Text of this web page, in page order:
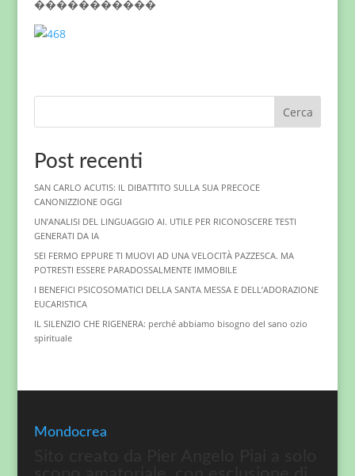
�����������
Cerca
Post recenti
SAN CARLO ACUTIS: IL DIBATTITO SULLA SUA PRECOCE
CANONIZZIONE OGGI
UN’ANALISI DEL LINGUAGGIO AI. UTILE PER RICONOSCERE TESTI
GENERATI DA IA
SEI FERMO EPPURE TI MUOVI AD UNA VELOCITÀ PAZZESCA. MA
POTRESTI ESSERE PARADOSSALMENTE IMMOBILE
I BENEFICI PSICOSOMATICI DELLA SANTA MESSA E DELL’ADORAZIONE
EUCARISTICA
IL SILENZIO CHE RIGENERA: perché abbiamo bisogno del sano ozio
spirituale
Mondocrea